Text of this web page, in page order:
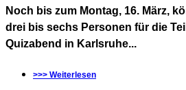
Noch bis zum Montag, 16. März,
drei bis sechs Personen für die
Quizabend in Karlsruhe...
>>> Weiterlesen